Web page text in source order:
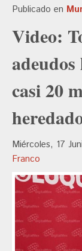
Publicado en
Video:
casi 20
Miércoles, 17
Franco